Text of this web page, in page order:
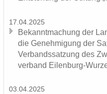
17.04.2025
Be­kannt­ma­chung der
die Ge­neh­mi­gung der
Ver­bands­sat­zung des
ver­band Eilenburg-​
03.04.2025